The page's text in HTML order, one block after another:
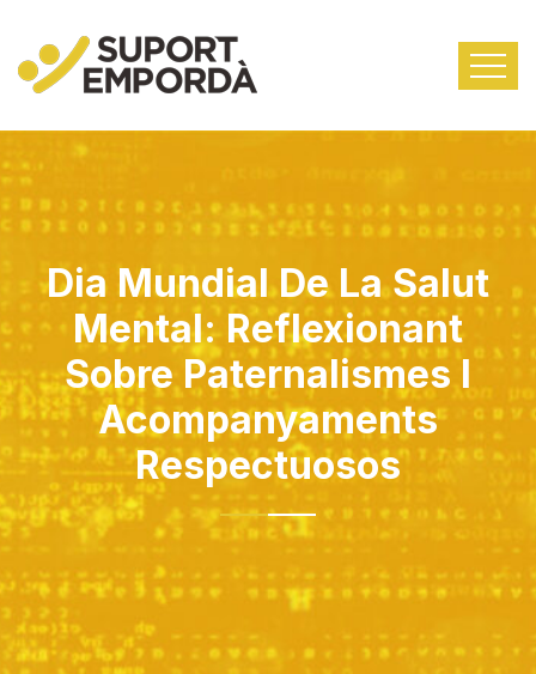
Dia Mundial De La Salut
Mental: Reflexionant
Sobre Paternalismes I
Acompanyaments
Respectuosos